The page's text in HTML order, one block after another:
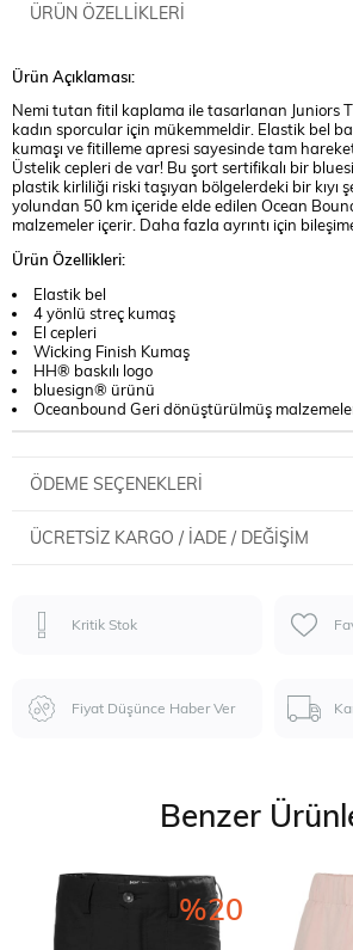
ÜRÜN ÖZELLIKLERI
Ürün Açıklaması:
Nemi tutan fitil kaplama ile tasarlanan Juniors
kadın sporcular için mükemmeldir. Elastik bel
kumaşı ve fitilleme apresi sayesinde tam
Üstelik cepleri de var! Bu şort sertifikalı bir
plastik kirliliği riski taşıyan bölgelerdeki bir kıyı
yolundan 50 km içeride elde edilen Ocean
malzemeler içerir. Daha fazla ayrıntı için
Ürün Özellikleri:
Elastik bel
4 yönlü streç kumaş
El cepleri
Wicking Finish Kumaş
HH® baskılı logo
bluesign® ürünü
Oceanbound Geri dönüştürülmüş
ÖDEME SEÇENEKLERI
ÜCRETSIZ KARGO / İADE / DEĞIŞIM
Kritik Stok
Fiyat Düşünce Haber Ver
Benzer
%20